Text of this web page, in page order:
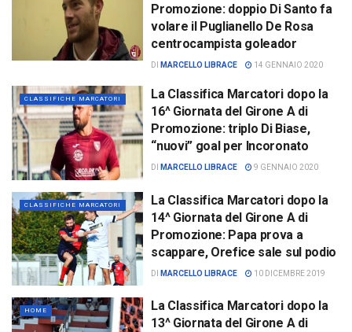
Promozione: doppio Di Santo fa
volare il Puglianello De Rosa
centrocampista goleador
DI MARCELLO LIBRACE 14 GENNAIO 2020
CLASSIFICHE MARCATORI
La Classifica Marcatori dopo la
16^ Giornata del Girone A di
Promozione: triplo Di Biase,
“nuovi” goal per Incoronato
DI MARCELLO LIBRACE 9 GENNAIO 2020
CLASSIFICHE MARCATORI
La Classifica Marcatori dopo la
14^ Giornata del Girone A di
Promozione: Papa prova a
scappare, Orefice sale sul podio
DI MARCELLO LIBRACE 10 DICEMBRE 2019
HOME
La Classifica Marcatori dopo la
13^ Giornata del Girone A di